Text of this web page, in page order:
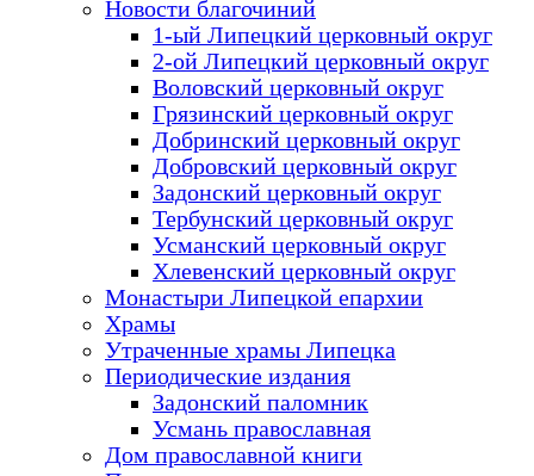
Новости благочиний
1-ый Липецкий церковный округ
2-ой Липецкий церковный округ
Воловский церковный округ
Грязинский церковный округ
Добринский церковный округ
Добровский церковный округ
Задонский церковный округ
Тербунский церковный округ
Усманский церковный округ
Хлевенский церковный округ
Монастыри Липецкой епархии
Храмы
Утраченные храмы Липецка
Периодические издания
Задонский паломник
Усмань православная
Дом православной книги